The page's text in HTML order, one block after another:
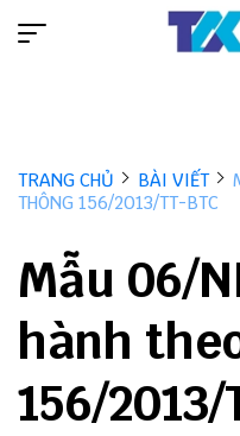
TRANG CHỦ BÀI VIẾT
THÔNG 156/2013/TT-BTC
Mẫu 06/
hành
156/2013/